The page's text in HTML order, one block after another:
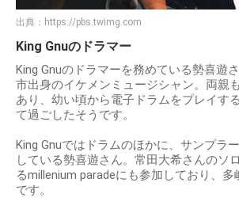
出典： https://pbs.twimg.com
King Gnuのドラマー
King Gnuのドラマーを務めている勢喜遊
市出身のイケメンミュージシャン。両親
あり、幼い頃から電子ドラムをプレイす
て過ごしたそうです。
King Gnuではドラムのほかに、サンプラ
している勢喜遊さん。常田大希さんのソ
るmillenium paradeにも参加しており、多
です。